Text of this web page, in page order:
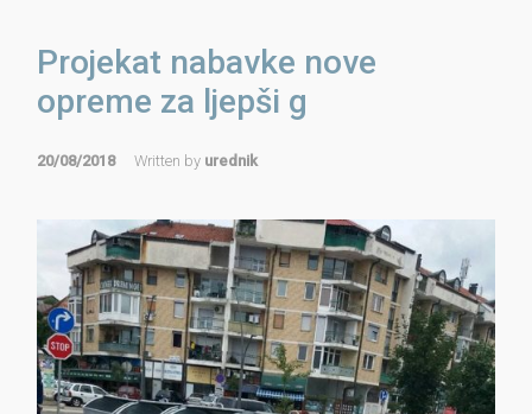
Projekat nabavke nove
opreme za ljepši g
20/08/2018 Written by urednik